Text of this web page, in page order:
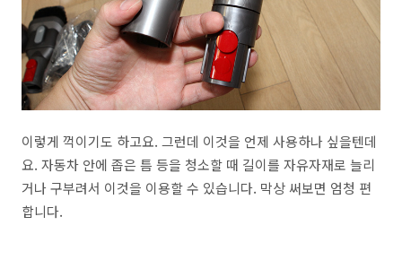
이렇게 꺽이기도 하고요. 그런데 이것을 언제 사용하나 싶을텐데
요. 자동차 안에 좁은 틈 등을 청소할 때 길이를 자유자재로 늘리
거나 구부려서 이것을 이용할 수 있습니다. 막상 써보면 엄청 편
합니다.